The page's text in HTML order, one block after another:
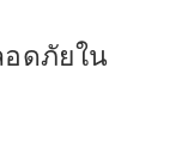
ดภัยใน